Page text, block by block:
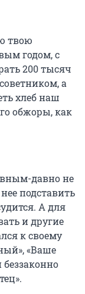
твою
годом, с
200 тысяч
, а
хлеб наш
обжоры, как
давно не
подставить
А для
и другие
к своему
«Ваше